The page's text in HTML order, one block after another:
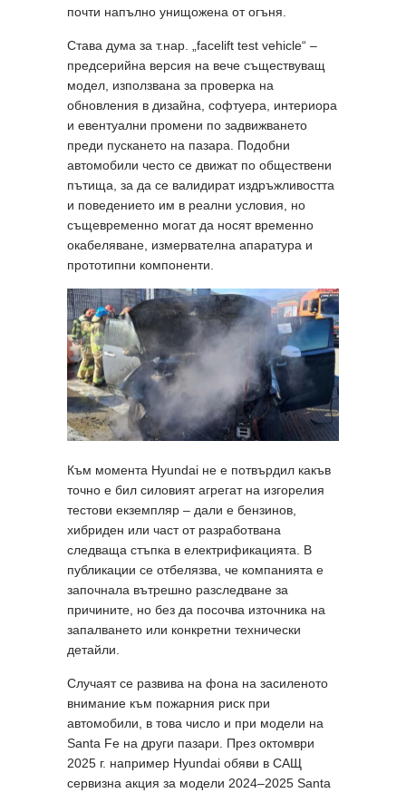
почти напълно унищожена от огъня.
Става дума за т.нар. „facelift test vehicle“ –
предсерийна версия на вече съществуващ
модел, използвана за проверка на
обновления в дизайна, софтуера, интериора
и евентуални промени по задвижването
преди пускането на пазара. Подобни
автомобили често се движат по обществени
пътища, за да се валидират издръжливостта
и поведението им в реални условия, но
същевременно могат да носят временно
окабеляване, измервателна апаратура и
прототипни компоненти.
Към момента Hyundai не е потвърдил какъв
точно е бил силовият агрегат на изгорелия
тестови екземпляр – дали е бензинов,
хибриден или част от разработвана
следваща стъпка в електрификацията. В
публикации се отбелязва, че компанията е
започнала вътрешно разследване за
причините, но без да посочва източника на
запалването или конкретни технически
детайли.
Случаят се развива на фона на засиленото
внимание към пожарния риск при
автомобили, в това число и при модели на
Santa Fe на други пазари. През октомври
2025 г. например Hyundai обяви в САЩ
сервизна акция за модели 2024–2025 Santa